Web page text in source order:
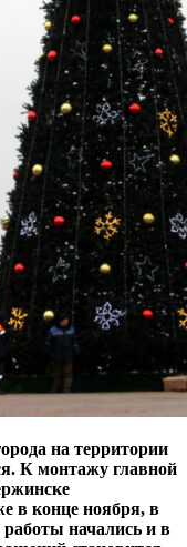
на территории
К монтажу главной
в конце ноября, в
начались и в